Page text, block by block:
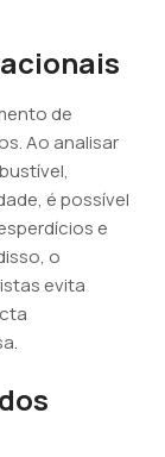
de
Ao analisar
é possível
e
o
evita